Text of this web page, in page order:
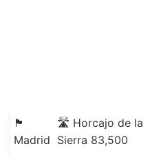
🏴
Madrid
🛣️ Horcajo de la
Sierra 83,500